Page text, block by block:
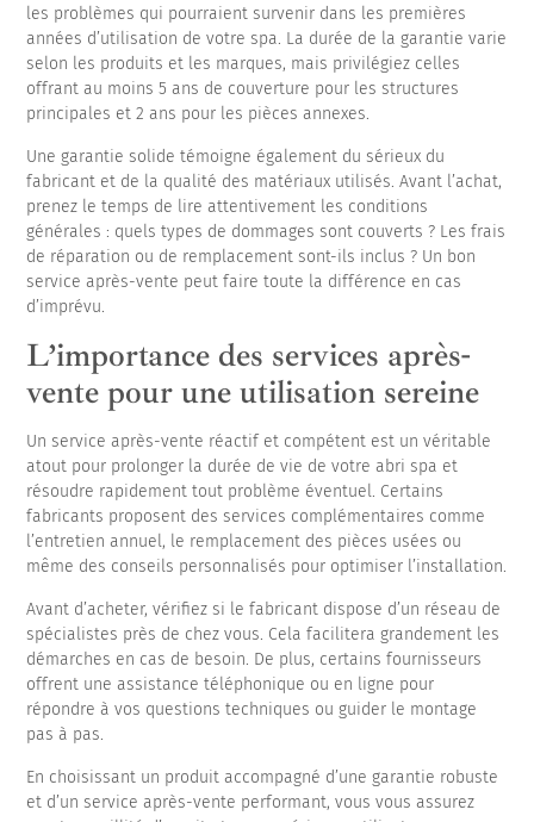
les problèmes qui pourraient survenir dans les premières
années d’utilisation de votre spa. La durée de la garantie varie
selon les produits et les marques, mais privilégiez celles
offrant au moins 5 ans de couverture pour les structures
principales et 2 ans pour les pièces annexes.
Une garantie solide témoigne également du sérieux du
fabricant et de la qualité des matériaux utilisés. Avant l’achat,
prenez le temps de lire attentivement les conditions
générales : quels types de dommages sont couverts ? Les frais
de réparation ou de remplacement sont-ils inclus ? Un bon
service après-vente peut faire toute la différence en cas
d’imprévu.
L’importance des services après-
vente pour une utilisation sereine
Un service après-vente réactif et compétent est un véritable
atout pour prolonger la durée de vie de votre abri spa et
résoudre rapidement tout problème éventuel. Certains
fabricants proposent des services complémentaires comme
l’entretien annuel, le remplacement des pièces usées ou
même des conseils personnalisés pour optimiser l’installation.
Avant d’acheter, vérifiez si le fabricant dispose d’un réseau de
spécialistes près de chez vous. Cela facilitera grandement les
démarches en cas de besoin. De plus, certains fournisseurs
offrent une assistance téléphonique ou en ligne pour
répondre à vos questions techniques ou guider le montage
pas à pas.
En choisissant un produit accompagné d’une garantie robuste
et d’un service après-vente performant, vous vous assurez